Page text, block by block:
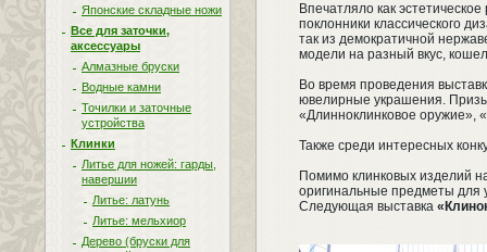
Японские складные ножи
Все для заточки,
аксессуары
Алмазные бруски
Водные камни
Точилки и заточные
устройства
Клинки
Литье для ножей: гарды,
навершии
Литье: латунь
Литье: мельхиор
Дерево (бруски для
Впечатляло как
поклонники классического
так из демократичной
модели на разный вкус,
Во время проведения
ювелирные украшения.
«Длинноклинковое оружие»,
Также среди интересных
Помимо клинковых изделий
оригинальные предметы для
Следующая выставка